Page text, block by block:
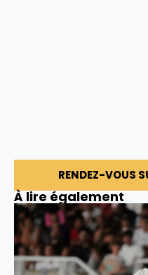
RENDEZ-VOUS
À lire également